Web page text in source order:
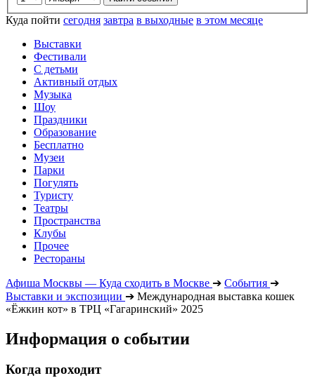
Куда пойти сегодня завтра в выходные в этом месяце
Выставки
Фестивали
С детьми
Активный отдых
Музыка
Шоу
Праздники
Образование
Бесплатно
Музеи
Парки
Погулять
Туристу
Театры
Пространства
Клубы
Прочее
Рестораны
Афиша Москвы — Куда сходить в Москве ➔ События ➔
Выставки и экспозиции ➔ Международная выставка кошек
«Ёжкин кот» в ТРЦ «Гагаринский» 2025
Информация о событии
Когда проходит